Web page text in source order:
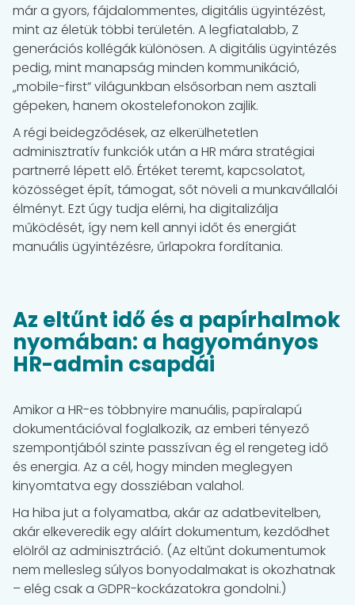
már a gyors, fájdalommentes, digitális ügyintézést,
mint az életük többi területén. A legfiatalabb, Z
generációs kollégák különösen. A digitális ügyintézés
pedig, mint manapság minden kommunikáció,
„mobile-first” világunkban elsősorban nem asztali
gépeken, hanem okostelefonokon zajlik.
A régi beidegződések, az elkerülhetetlen
adminisztratív funkciók után a HR mára stratégiai
partnerré lépett elő. Értéket teremt, kapcsolatot,
közösséget épít, támogat, sőt növeli a munkavállalói
élményt. Ezt úgy tudja elérni, ha digitalizálja
működését, így nem kell annyi időt és energiát
manuális ügyintézésre, űrlapokra fordítania.
Az eltűnt idő és a papírhalmok
nyomában: a hagyományos
HR-admin csapdái
Amikor a HR-es többnyire manuális, papíralapú
dokumentációval foglalkozik, az emberi tényező
szempontjából szinte passzívan ég el rengeteg idő
és energia. Az a cél, hogy minden meglegyen
kinyomtatva egy dossziéban valahol.
Ha hiba jut a folyamatba, akár az adatbevitelben,
akár elkeveredik egy aláírt dokumentum, kezdődhet
elölről az adminisztráció. (Az eltűnt dokumentumok
nem mellesleg súlyos bonyodalmakat is okozhatnak
– elég csak a GDPR-kockázatokra gondolni.)